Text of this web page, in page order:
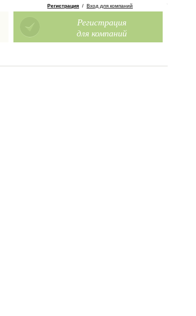
Регистрация / Вход для компаний
Регистрация
для компаний